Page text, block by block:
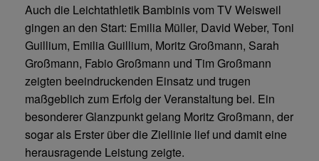
Auch die Leichtathletik Bambinis vom TV Weisweil
gingen an den Start: Emilia Müller, David Weber, Toni
Guillium, Emilia Guillium, Moritz Großmann, Sarah
Großmann, Fabio Großmann und Tim Großmann
zeigten beeindruckenden Einsatz und trugen
maßgeblich zum Erfolg der Veranstaltung bei. Ein
besonderer Glanzpunkt gelang Moritz Großmann, der
sogar als Erster über die Ziellinie lief und damit eine
herausragende Leistung zeigte.